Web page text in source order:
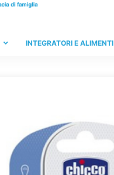
INTEGRATORI E ALIMENTI